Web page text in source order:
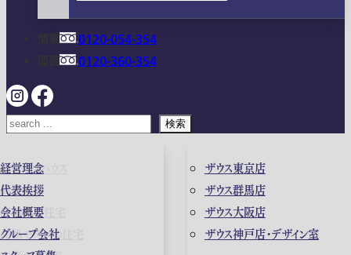
ガレージハウス
高級住宅
店舗併用住宅
和風モダンの住宅
経営理念
代表挨拶
会社概要
グループ会社
ザウス東京店
ザウス群馬店
ザウス大阪店
ザウス神戸店・デザイン室
0120-054-354
0120-360-354
検索